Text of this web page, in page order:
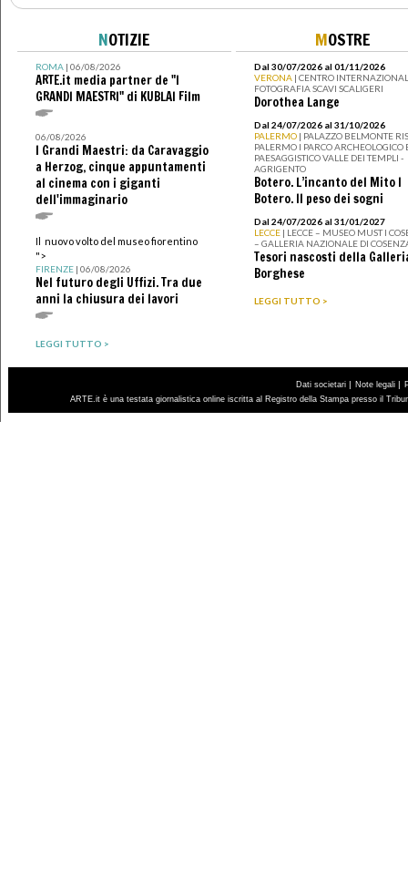
NOTIZIE
ROMA| 06/08/2026
ARTE.it media partner de "I
GRANDI MAESTRI" di KUBLAI Film
06/08/2026
I Grandi Maestri: da Caravaggio
a Herzog, cinque appuntamenti
al cinema con i giganti
dell'immaginario
Il nuovo volto del museo fiorentino
">
FIRENZE| 06/08/2026
Nel futuro degli Uffizi. Tra due
anni la chiusura dei lavori
LEGGI TUTTO >
MOSTRE
Dal 30/07/2026 al 01/11/2026
VERONA | CENTRO
FOTOGRAFIA SCAVI SCALIGERI
Dorothea Lange
Dal 24/07/2026 al 31/10/2026
PALERMO | PALAZZO BELMONTE
PALERMO I PARCO ARCHEOLOGICO
PAESAGGISTICO VALLE DEI TEMPLI -
AGRIGENTO
Botero. L’incanto del Mito I
Botero. Il peso dei sogni
Dal 24/07/2026 al 31/01/2027
LECCE | LECCE – MUSEO MUST I
– GALLERIA NAZIONALE DI
Tesori nascosti della
Borghese
LEGGI TUTTO >
Dati societari | Note legali |
ARTE.it è una testata giornalistica online iscritta al Registro della Stampa presso il